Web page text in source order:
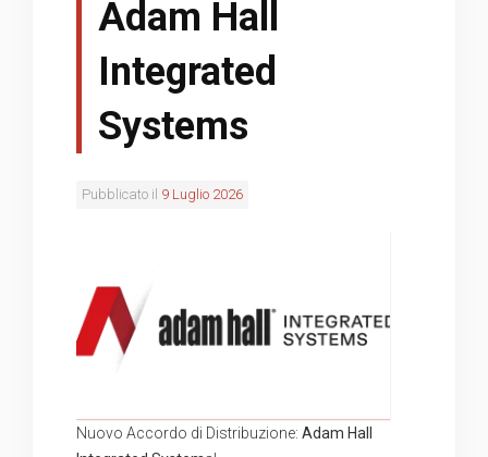
Adam Hall
Integrated
Systems
Pubblicato il 9 Luglio 2026
Nuovo Accordo di Distribuzione: Adam Hall